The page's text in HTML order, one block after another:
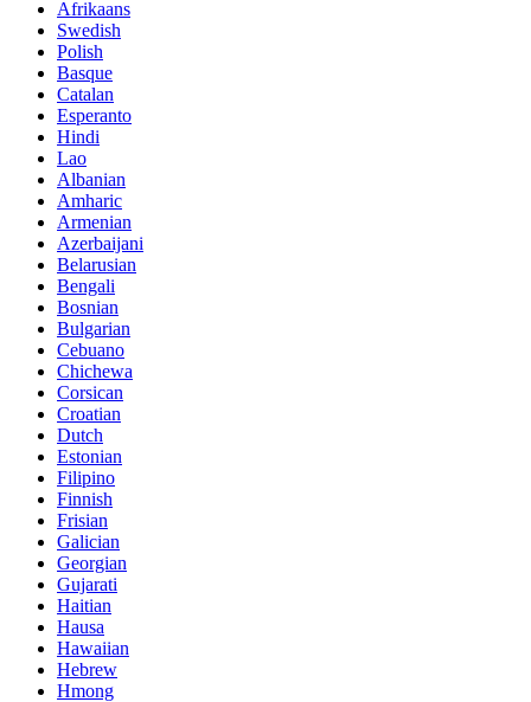
Afrikaans
Swedish
Polish
Basque
Catalan
Esperanto
Hindi
Lao
Albanian
Amharic
Armenian
Azerbaijani
Belarusian
Bengali
Bosnian
Bulgarian
Cebuano
Chichewa
Corsican
Croatian
Dutch
Estonian
Filipino
Finnish
Frisian
Galician
Georgian
Gujarati
Haitian
Hausa
Hawaiian
Hebrew
Hmong